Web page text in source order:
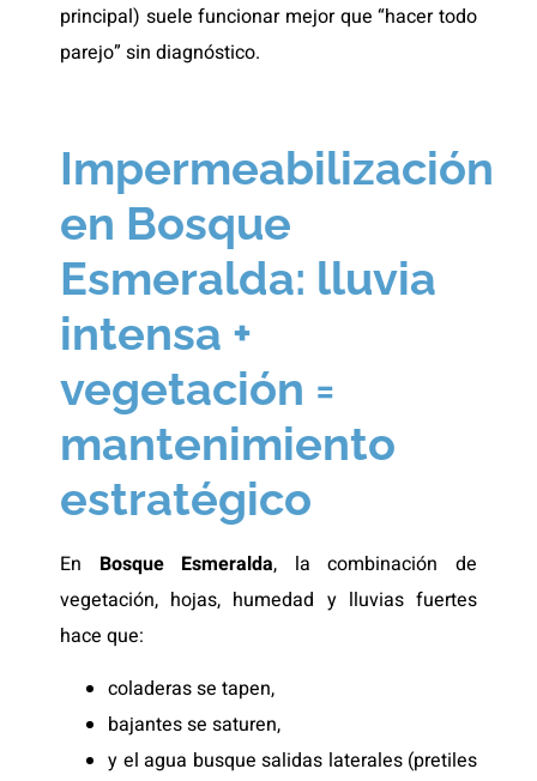
principal) suele funcionar mejor que “hacer todo
parejo” sin diagnóstico.
Impermeabilización
en Bosque
Esmeralda: lluvia
intensa +
vegetación =
mantenimiento
estratégico
En Bosque Esmeralda, la combinación de
vegetación, hojas, humedad y lluvias fuertes
hace que:
coladeras se tapen,
bajantes se saturen,
y el agua busque salidas laterales (pretiles